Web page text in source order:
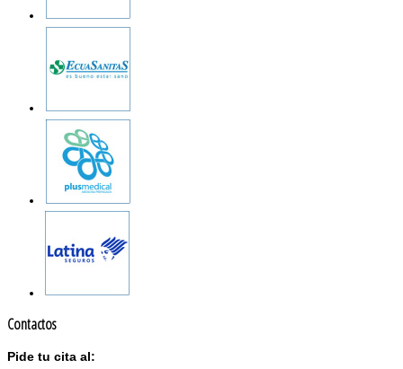
Contactos
Pide tu cita al: